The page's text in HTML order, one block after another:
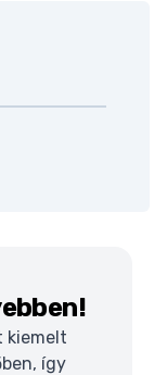
kiemelt
így